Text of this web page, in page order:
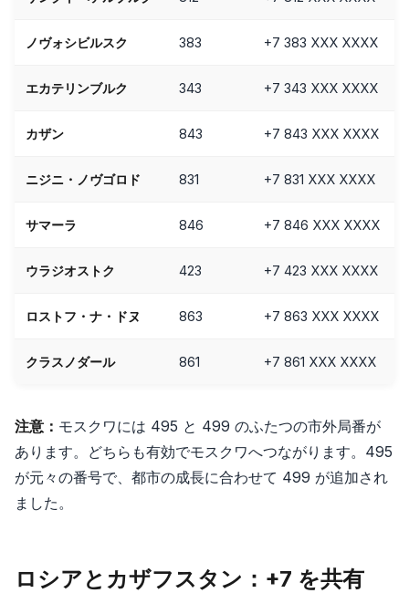
ノヴォシビルスク 383 +7 383 XXX XXXX
エカテリンブルク 343 +7 343 XXX XXXX
カザン 843 +7 843 XXX XXXX
ニジニ・ノヴゴロド 831 +7 831 XXX XXXX
サマーラ 846 +7 846 XXX XXXX
ウラジオストク 423 +7 423 XXX XXXX
ロストフ・ナ・ドヌ 863 +7 863 XXX XXXX
クラスノダール 861 +7 861 XXX XXXX
注意： モスクワには 495 と 499 のふたつの市外局番が
あります。どちらも有効でモスクワへつながります。495
が元々の番号で、都市の成長に合わせて 499 が追加され
ました。
ロシアとカザフスタン：+7 を共有